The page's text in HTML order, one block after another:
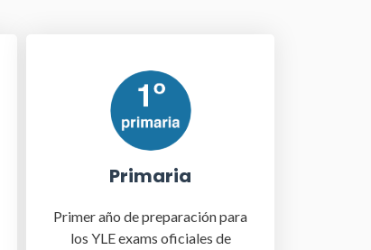
Primaria
Primer año de preparación para
los YLE exams oficiales de